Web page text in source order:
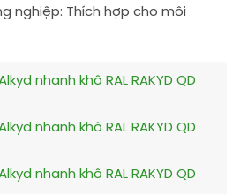
nghiệp: Thích hợp cho môi
nhanh khô RAL RAKYD QD
nhanh khô RAL RAKYD QD
nhanh khô RAL RAKYD QD